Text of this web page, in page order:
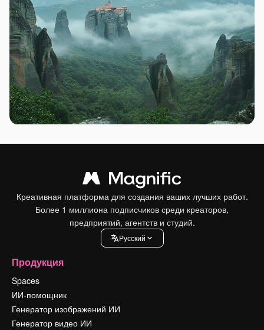
Креативная платформа для создания ваших лучших работ.
Более 1 миллиона подписчиков среди креаторов,
предприятий, агентств и студий.
Pусский
Продукция
Spaces
ИИ-помощник
Генератор изображений ИИ
Генератор видео ИИ